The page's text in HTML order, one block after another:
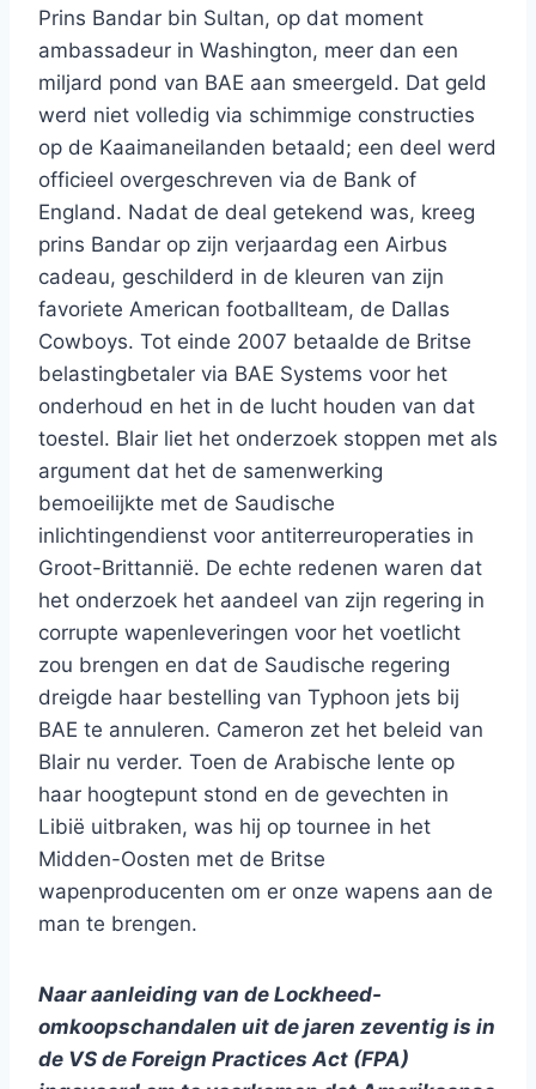
Prins Bandar bin Sultan, op dat moment
ambassadeur in Washington, meer dan een
miljard pond van BAE aan smeergeld. Dat geld
werd niet volledig via schimmige constructies
op de Kaaimaneilanden betaald; een deel werd
officieel overgeschreven via de Bank of
England. Nadat de deal getekend was, kreeg
prins Bandar op zijn verjaardag een Airbus
cadeau, geschilderd in de kleuren van zijn
favoriete American footballteam, de Dallas
Cowboys. Tot einde 2007 betaalde de Britse
belastingbetaler via BAE Systems voor het
onderhoud en het in de lucht houden van dat
toestel. Blair liet het onderzoek stoppen met als
argument dat het de samenwerking
bemoeilijkte met de Saudische
inlichtingendienst voor antiterreuroperaties in
Groot-Brittannië. De echte redenen waren dat
het onderzoek het aandeel van zijn regering in
corrupte wapenleveringen voor het voetlicht
zou brengen en dat de Saudische regering
dreigde haar bestelling van Typhoon jets bij
BAE te annuleren. Cameron zet het beleid van
Blair nu verder. Toen de Arabische lente op
haar hoogtepunt stond en de gevechten in
Libië uitbraken, was hij op tournee in het
Midden-Oosten met de Britse
wapenproducenten om er onze wapens aan de
man te brengen.
Naar aanleiding van de Lockheed-
omkoopschandalen uit de jaren zeventig is in
de VS de Foreign Practices Act (FPA)